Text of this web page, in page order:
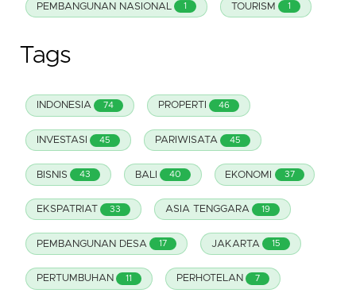
PEMBANGUNAN NASIONAL 1 TOURISM 1
Tags
INDONESIA 74 PROPERTI 46
INVESTASI 45 PARIWISATA 45
BISNIS 43 BALI 40 EKONOMI 37
EKSPATRIAT 33 ASIA TENGGARA 19
PEMBANGUNAN DESA 17 JAKARTA 15
PERTUMBUHAN 11 PERHOTELAN 7